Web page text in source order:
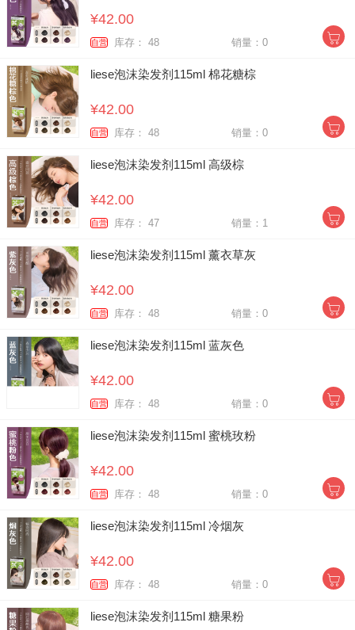
¥42.00
自营 库存： 48 销量：0
liese泡沫染发剂115ml 棉花糖棕
¥42.00
自营 库存： 48 销量：0
liese泡沫染发剂115ml 高级棕
¥42.00
自营 库存： 47 销量：1
liese泡沫染发剂115ml 薰衣草灰
¥42.00
自营 库存： 48 销量：0
liese泡沫染发剂115ml 蓝灰色
¥42.00
自营 库存： 48 销量：0
liese泡沫染发剂115ml 蜜桃玫粉
¥42.00
自营 库存： 48 销量：0
liese泡沫染发剂115ml 冷烟灰
¥42.00
自营 库存： 48 销量：0
liese泡沫染发剂115ml 糖果粉